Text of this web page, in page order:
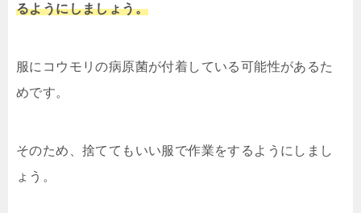
るようにしましょう。
服にコウモリの病原菌が付着している可能性があるた
めです。
そのため、捨ててもいい服で作業をするようにしまし
ょう。